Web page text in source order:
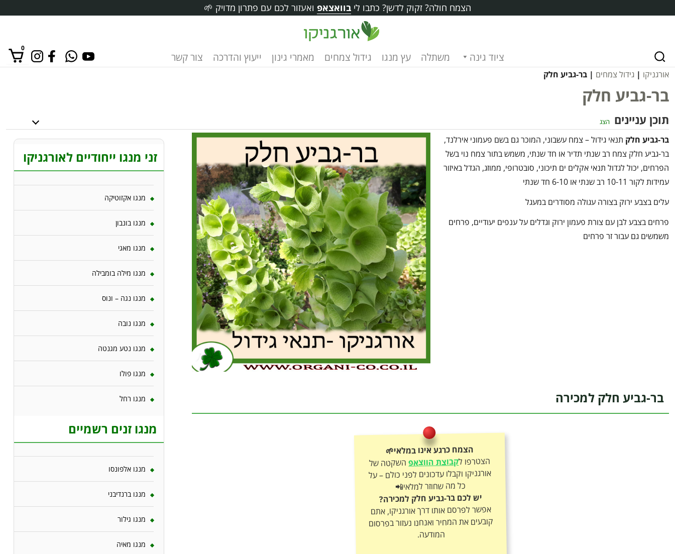
הצמח חולה? זקוק לדשן? כתבו לי בוואצאפ ואעזור לכם עם פתרון מדויק 🌱
ציוד גינה משתלה עץ מנגו גידול צמחים מאמרי גינון ייעוץ והדרכה צור קשר
0
אורגניקו | גידול צמחים | בר-גביע חלק
בר-גביע חלק
תוכן עניינים הצג
בר-גביע חלק תנאי גידול – צמח עשבוני, המוכר גם בשם פעמוני אירלנד,
בר-גביע חלק צמח רב שנתי תדיר או חד שנתי, משמש בתור צמח נוי בשל
הפרחים, יכול לגדול תנאי אקלים ים תיכוני, סובטרופי, ממוזג, הגדל באיזור
עמידות לקור 10-11 רב שנתי או 6-10 חד שנתי
עלים בצבע ירוק בצורה עגולה מסודרים במעגל
פרחים בצבע לבן עם צורת פעמון ירוק וגדלים על ענפים יעודיים, פרחים
משמשים גם עבור זר פרחים
בר-גביע חלק למכירה
הצמח כרגע אינו במלאי🌱
הצטרפו לקבוצת הווצאפהשקטה של
אורגניקו וקבלו עדכונים לפני כולם – על
כל מה שחוזר למלאי📲
יש לכם בר-גביע חלק למכירה?
אפשר לפרסם אותו דרך אורגניקו, אתם
קובעים את המחיר ואנחנו נעזור בפרסום
המודעה.
זני מנגו ייחודיים לאורגניקו
מנגו אקזוטיקה
מנגו בונבון
מנגו מאגי
מנגו מילה בומבילה
מנגו נגה – ונוס
מנגו נובה
מנגו נטע מגנטה
מנגו פולו
מנגו רחל
מנגו זנים רשמיים
מנגו אלפונסו
מנגו ברנדיבני
מנגו גילור
מנגו מאיה